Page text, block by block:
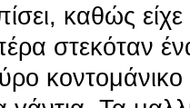
καθώς
στεκόταν